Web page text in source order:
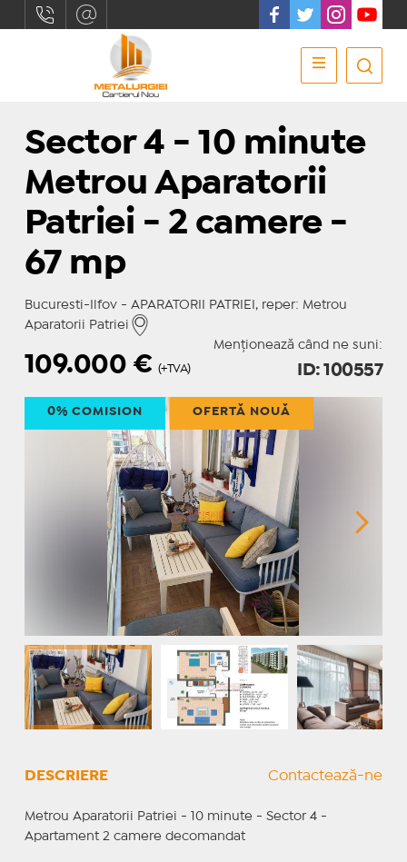
Sector 4 - 10 minute
Metrou Aparatorii
Patriei - 2 camere -
67 mp
Bucuresti-Ilfov - APARATORII PATRIEI, reper: Metrou
Aparatorii Patriei
Menționează când ne suni:
109.000 € (+TVA) ID: 100557
0% COMISION OFERTĂ NOUĂ
DESCRIERE Contactează-ne
Metrou Aparatorii Patriei - 10 minute - Sector 4 -
Apartament 2 camere decomandat